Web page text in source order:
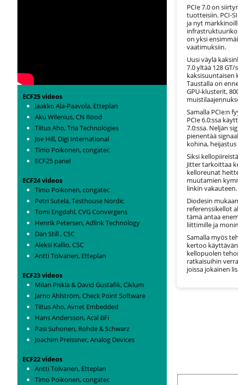
ECF25 videos
Jaakko Ala-Paavola, Etteplan
Aku Wilenius, CN Rood
Tiitus Aho, Tria Technologies
Joe Hill, Digi International
Timo Poikonen, congatec
ECF25 panel
ECF24 videos
Timo Poikonen, congatec
Petri Sutela, Testhouse Nordic
Tomi Engdahl, CVG Convergens
Henrik Petersen, Adlink Technology
Dan Still , CSC
Aleksi Kallio, CSC
Antti Tolvanen, Etteplan
ECF23 videos
Milan Piskla & David Gustafik, Ciklum
Jarno Ahlström, Check Point Software
Tiitus Aho, Avnet Embedded
Hans Andersson, Acal BFi
Pasi Suhonen, Rohde & Schwarz
Joachim Preissner, Analog Devices
ECF22 videos
Antti Tolvanen, Etteplan
Timo Poikonen, congatec
PCIe 7.0 on
tuotteisiin. PCI-
ja nyt
on yksi
vaatimuksiin.
Uusi väylä
7.0 yltää 128
kaksisuuntaisen
Taustalla on
GPU-klusterit,
Samalla PCIe:n
PCIe 6.0:ssa
7.0:ssa. Neljän
pienentää
kohina,
Siksi
Jitter tarkoittaa
kelloreunat
muutamien
linkin vakauteen.
Diodesin
referenssikellot
tämä antaa
liittimille ja
Samalla myös
kertoo
kellopuolen
ratkaisuihin
joissa jokainen